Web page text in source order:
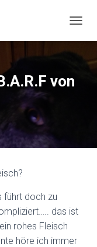
A
V
L
N
von
führt doch zu
das ist
rohes Fleisch
höre ich immer